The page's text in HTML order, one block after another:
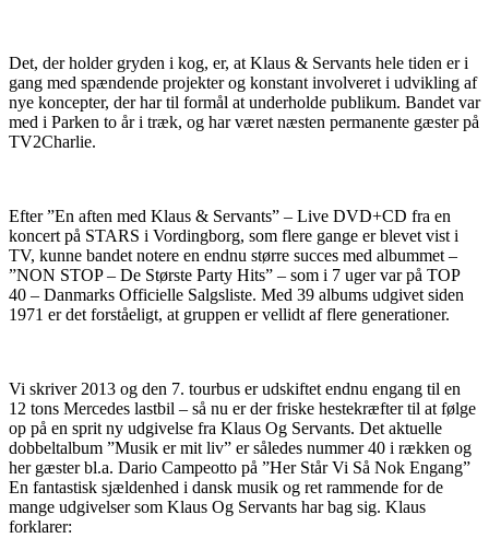
Det, der holder gryden i kog, er, at Klaus & Servants hele tiden er i
gang med spændende projekter og konstant involveret i udvikling af
nye koncepter, der har til formål at underholde publikum. Bandet var
med i Parken to år i træk, og har været næsten permanente gæster på
TV2Charlie.
Efter ”En aften med Klaus & Servants” – Live DVD+CD fra en
koncert på STARS i Vordingborg, som flere gange er blevet vist i
TV, kunne bandet notere en endnu større succes med albummet –
”NON STOP – De Største Party Hits” – som i 7 uger var på TOP
40 – Danmarks Officielle Salgsliste. Med 39 albums udgivet siden
1971 er det forståeligt, at gruppen er vellidt af flere generationer.
Vi skriver 2013 og den 7. tourbus er udskiftet endnu engang til en
12 tons Mercedes lastbil – så nu er der friske hestekræfter til at følge
op på en sprit ny udgivelse fra Klaus Og Servants. Det aktuelle
dobbeltalbum ”Musik er mit liv” er således nummer 40 i rækken og
her gæster bl.a. Dario Campeotto på ”Her Står Vi Så Nok Engang”
En fantastisk sjældenhed i dansk musik og ret rammende for de
mange udgivelser som Klaus Og Servants har bag sig. Klaus
forklarer: